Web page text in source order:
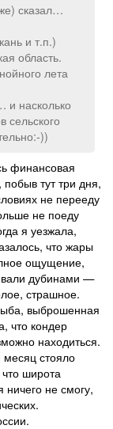
сказал…
и т.п.)
область.
лета
и насколько
сельского
))
финансовая
тут три дня,
не перееду
не поеду
я уезжала,
что жары
ощущение,
дубинами —
страшное.
выброшенная
что кондер
находиться.
месяц стояло
широта
не смогу,